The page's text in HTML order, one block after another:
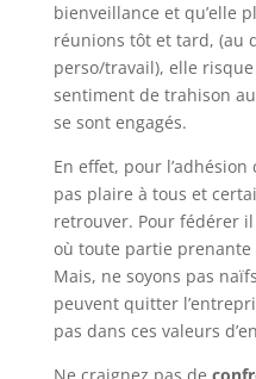
bienveillance et qu’elle
réunions tôt et tard, (au
perso/travail), elle
sentiment de trahison
se sont engagés.
En effet, pour
pas plaire à tous et
retrouver. Pour fédérer
où toute partie prenante
Mais, ne soyons pas
peuvent quitter
pas dans ces valeurs